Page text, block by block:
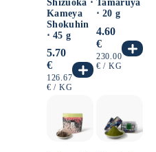
Shizuoka ⋅
Kameya
Shokuhin
⋅ 45 g
Normaler
Preis
5.70
€
GRUNDPREIS
126.67
€ / PRO
KG
Tamaruya
⋅ 20 g
Normaler
Preis
4.60
€
GRUNDPREIS
230.00
€ / PRO
KG